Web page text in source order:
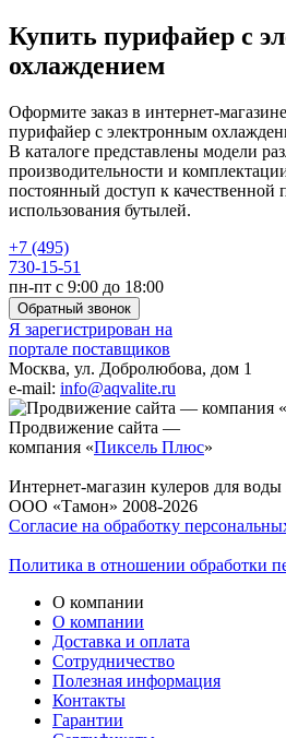
Купить пурифайер с
охлаждением
Оформите заказ в интернет-
пурифайер с электронным
В каталоге представлены модели
производительности и
постоянный доступ к качественной
использования бутылей.
+7 (495)
730-15-51
пн-пт с 9:00 до 18:00
Обратный звонок
Я зарегистрирован на
портале поставщиков
Москва, ул. Добролюбова, дом 1
e-mail: info@aqvalite.ru
Продвижение сайта —
компания «Пиксель Плюс»
Интернет-магазин кулеров для
ООО «Тамон» 2008-2026
Согласие на обработку
Политика в отношении обработки
О компании
О компании
Доставка и оплата
Сотрудничество
Полезная информация
Контакты
Гарантии